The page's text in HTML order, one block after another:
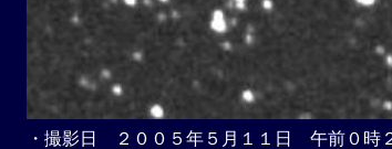
・撮影日 ２００５年５月１１日 午前０時